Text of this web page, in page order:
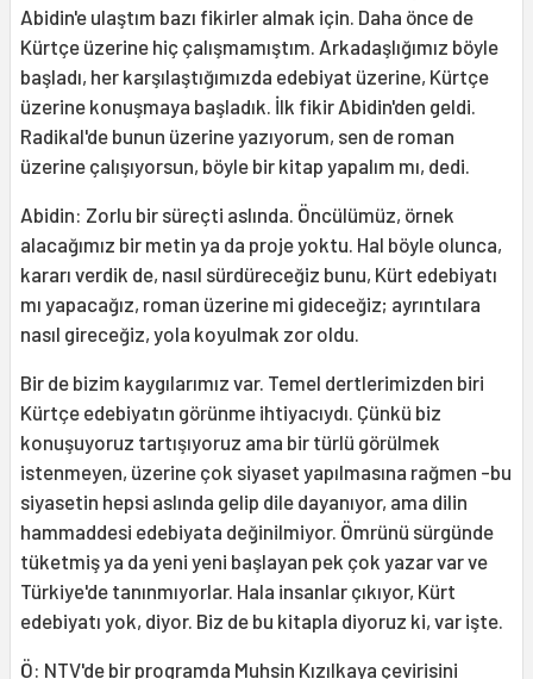
Abidin'e ulaştım bazı fikirler almak için. Daha önce de
Kürtçe üzerine hiç çalışmamıştım. Arkadaşlığımız böyle
başladı, her karşılaştığımızda edebiyat üzerine, Kürtçe
üzerine konuşmaya başladık. İlk fikir Abidin'den geldi.
Radikal'de bunun üzerine yazıyorum, sen de roman
üzerine çalışıyorsun, böyle bir kitap yapalım mı, dedi.
Abidin: Zorlu bir süreçti aslında. Öncülümüz, örnek
alacağımız bir metin ya da proje yoktu. Hal böyle olunca,
kararı verdik de, nasıl sürdüreceğiz bunu, Kürt edebiyatı
mı yapacağız, roman üzerine mi gideceğiz; ayrıntılara
nasıl gireceğiz, yola koyulmak zor oldu.
Bir de bizim kaygılarımız var. Temel dertlerimizden biri
Kürtçe edebiyatın görünme ihtiyacıydı. Çünkü biz
konuşuyoruz tartışıyoruz ama bir türlü görülmek
istenmeyen, üzerine çok siyaset yapılmasına rağmen -bu
siyasetin hepsi aslında gelip dile dayanıyor, ama dilin
hammaddesi edebiyata değinilmiyor. Ömrünü sürgünde
tüketmiş ya da yeni yeni başlayan pek çok yazar var ve
Türkiye'de tanınmıyorlar. Hala insanlar çıkıyor, Kürt
edebiyatı yok, diyor. Biz de bu kitapla diyoruz ki, var işte.
Ö: NTV'de bir programda Muhsin Kızılkaya çevirisini